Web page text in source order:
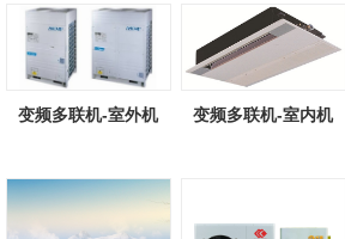
变频多联机-室外机 变频多联机-室内机